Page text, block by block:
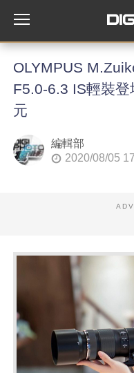
OLYMPUS
F5.0-6.3 IS輕裝
元
編輯部
2020/08/05